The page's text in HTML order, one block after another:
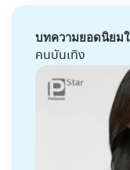
บทความยอดนิยม
คนบันเทิง